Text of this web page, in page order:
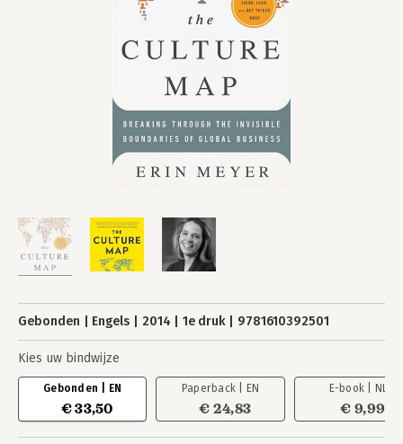
Gebonden Engels 2014 1e druk 9781610392501
Kies uw bindwijze
Gebonden | EN
€ 33,50
Paperback | EN
€ 24,83
E-book | NL
€ 9,99